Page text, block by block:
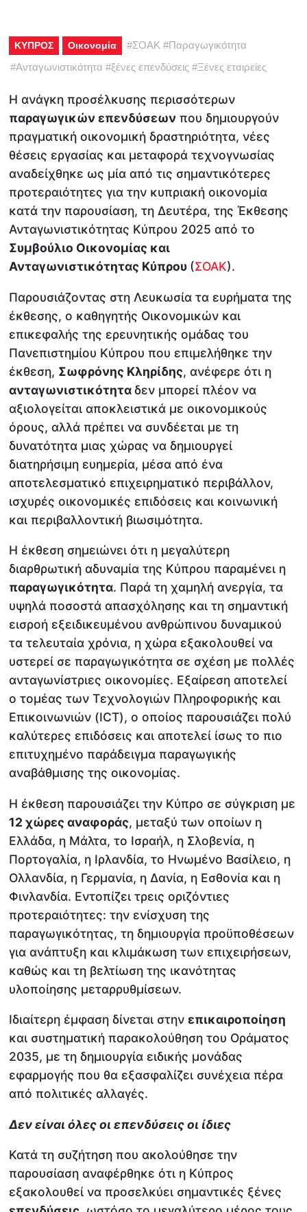
ΚΥΠΡΟΣ Οικονομία #ΣΟΑΚ #Παραγωγικότητα
#Ανταγωνιστικότητα #ξένες επενδύσεις #Ξένες εταιρείες
Η ανάγκη προσέλκυσης περισσότερων
παραγωγικών επενδύσεων που δημιουργούν
πραγματική οικονομική δραστηριότητα, νέες
θέσεις εργασίας και μεταφορά τεχνογνωσίας
αναδείχθηκε ως μία από τις σημαντικότερες
προτεραιότητες για την κυπριακή οικονομία
κατά την παρουσίαση, τη Δευτέρα, της Έκθεσης
Ανταγωνιστικότητας Κύπρου 2025 από το
Συμβούλιο Οικονομίας και
Ανταγωνιστικότητας Κύπρου (ΣΟΑΚ).
Παρουσιάζοντας στη Λευκωσία τα ευρήματα της
έκθεσης, ο καθηγητής Οικονομικών και
επικεφαλής της ερευνητικής ομάδας του
Πανεπιστημίου Κύπρου που επιμελήθηκε την
έκθεση, Σωφρόνης Κληρίδης, ανέφερε ότι η
ανταγωνιστικότηταδεν μπορεί πλέον να
αξιολογείται αποκλειστικά με οικονομικούς
όρους, αλλά πρέπει να συνδέεται με τη
δυνατότητα μιας χώρας να δημιουργεί
διατηρήσιμη ευημερία, μέσα από ένα
αποτελεσματικό επιχειρηματικό περιβάλλον,
ισχυρές οικονομικές επιδόσεις και κοινωνική
και περιβαλλοντική βιωσιμότητα.
Η έκθεση σημειώνει ότι η μεγαλύτερη
διαρθρωτική αδυναμία της Κύπρου παραμένει η
παραγωγικότητα. Παρά τη χαμηλή ανεργία, τα
υψηλά ποσοστά απασχόλησης και τη σημαντική
εισροή εξειδικευμένου ανθρώπινου δυναμικού
τα τελευταία χρόνια, η χώρα εξακολουθεί να
υστερεί σε παραγωγικότητα σε σχέση με πολλές
ανταγωνίστριες οικονομίες. Εξαίρεση αποτελεί
ο τομέας των Τεχνολογιών Πληροφορικής και
Επικοινωνιών (ICT), ο οποίος παρουσιάζει πολύ
καλύτερες επιδόσεις και αποτελεί ίσως το πιο
επιτυχημένο παράδειγμα παραγωγικής
αναβάθμισης της οικονομίας.
Η έκθεση παρουσιάζει την Κύπρο σε σύγκριση με
12 χώρες αναφοράς, μεταξύ των οποίων η
Ελλάδα, η Μάλτα, το Ισραήλ, η Σλοβενία, η
Πορτογαλία, η Ιρλανδία, το Ηνωμένο Βασίλειο, η
Ολλανδία, η Γερμανία, η Δανία, η Εσθονία και η
Φινλανδία. Εντοπίζει τρεις οριζόντιες
προτεραιότητες: την ενίσχυση της
παραγωγικότητας, τη δημιουργία προϋποθέσεων
για ανάπτυξη και κλιμάκωση των επιχειρήσεων,
καθώς και τη βελτίωση της ικανότητας
υλοποίησης μεταρρυθμίσεων.
Ιδιαίτερη έμφαση δίνεται στηνεπικαιροποίηση
και συστηματική παρακολούθηση του Οράματος
2035, με τη δημιουργία ειδικής μονάδας
εφαρμογής που θα εξασφαλίζει συνέχεια πέρα
από πολιτικές αλλαγές.
Δεν είναι όλες οι επενδύσεις οι ίδιες
Κατά τη συζήτηση που ακολούθησε την
παρουσίαση αναφέρθηκε ότι η Κύπρος
εξακολουθεί να προσελκύει σημαντικές ξένες